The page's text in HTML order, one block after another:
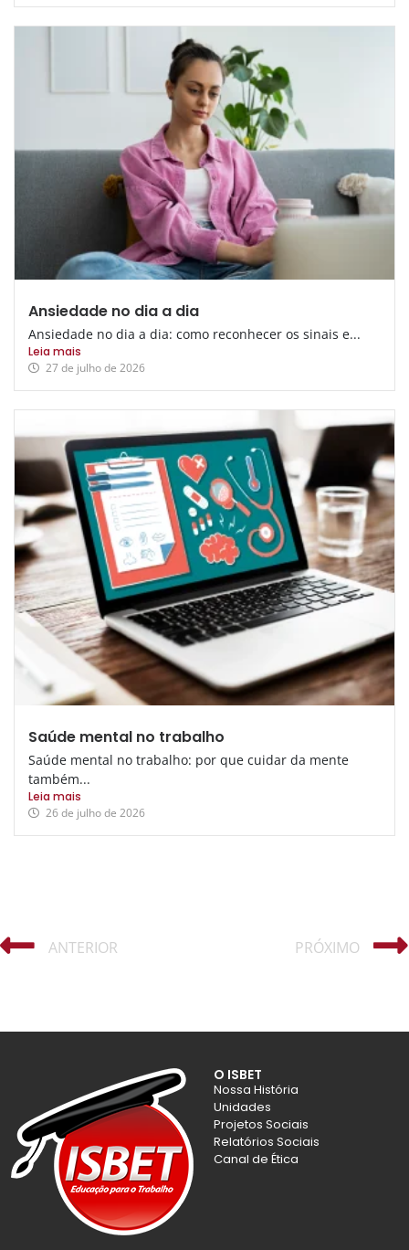
Ansiedade no dia a dia
Ansiedade no dia a dia: como reconhecer os sinais e...
Leia mais
27 de julho de 2026
Saúde mental no trabalho
Saúde mental no trabalho: por que cuidar da mente
também...
Leia mais
26 de julho de 2026
ANTERIOR PRÓXIMO
O ISBET
Nossa História
Unidades
Projetos Sociais
Relatórios Sociais
Canal de Ética